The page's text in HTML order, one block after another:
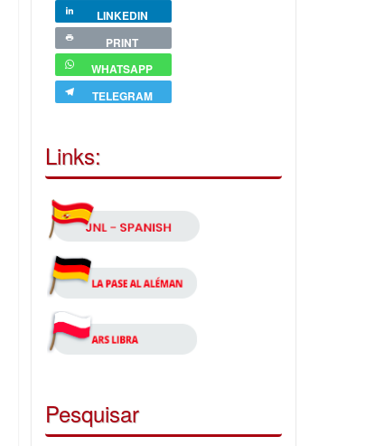
LINKEDIN
PRINT
WHATSAPP
TELEGRAM
Links:
Pesquisar